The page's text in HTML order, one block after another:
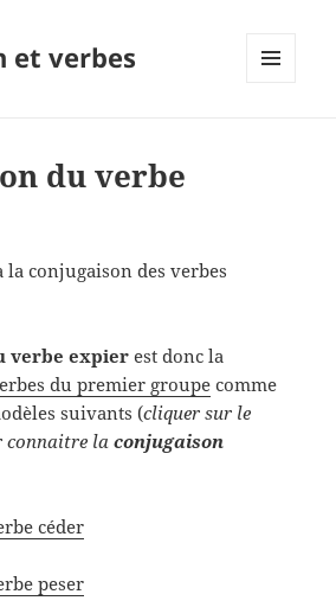
et verbes
du verbe
la conjugaison des verbes
verbe expierest donc la
du premier groupe comme
suivants (cliquer sur le
connaitre laconjugaison
céder
peser